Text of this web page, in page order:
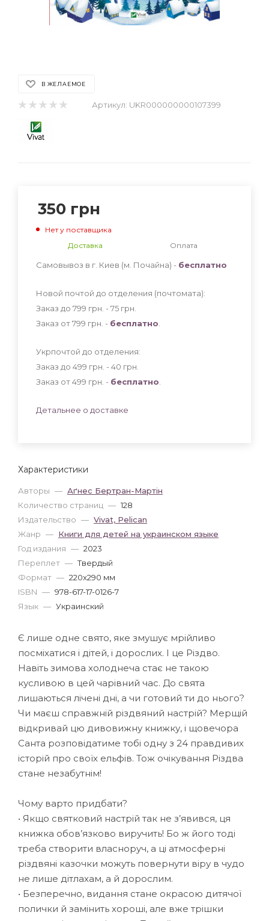
В ЖЕЛАЕМОЕ
Артикул: UKR000000000107399
Характеристики
Авторы — Аґнес Бертран-Мартін
Количество страниц — 128
Издательство — Vivat, Pelican
Жанр — Книги для детей на украинском языке
Год издания — 2023
Переплет — Твердый
Формат — 220x290 мм
ISBN — 978-617-17-0126-7
Язык — Украинский
350 грн
Нет у поставщика
Доставка
Оплата
Самовывоз в г. Киев (м. Почайна) - бесплатно
Новой почтой до отделения (почтомата):
Заказ до 799 грн. - 75 грн
Заказ от 799 грн. - бесплатно
Укрпочтой до отделения:
Заказ до 499 грн. - 40 грн
Заказ от 499 грн. - бесплатно
Детальнее о доставке
Є лише одне свято, яке змушує мрійливо
посміхатися і дітей, і дорослих. І це Різдво.
Навіть зимова холоднеча стає не такою
кусливою в цей чарівний час. До свята
лишаються лічені дні, а чи готовий ти до нього?
Чи маєш справжній різдвяний настрій? Мерщій
відкривай цю дивовижну книжку, і щовечора
Санта розповідатиме тобі одну з 24 правдивих
історій про своїх ельфів. Тож очікування Різдва
стане незабутнім!
Чому варто придбати?
• Якщо святковий настрій так не з’явився, ця
книжка обов’язково виручить! Бо ж його тоді
треба створити власноруч, а ці атмосферні
різдвяні казочки можуть повернути віру в чудо
не лише дітлахам, а й дорослим.
• Безперечно, видання стане окрасою дитячої
полички й замінить хороші, але вже трішки